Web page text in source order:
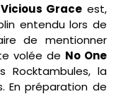
Vicious Grace est,
entendu lors de
de mentionner
volée de No One
Rocktambules, la
En préparation de